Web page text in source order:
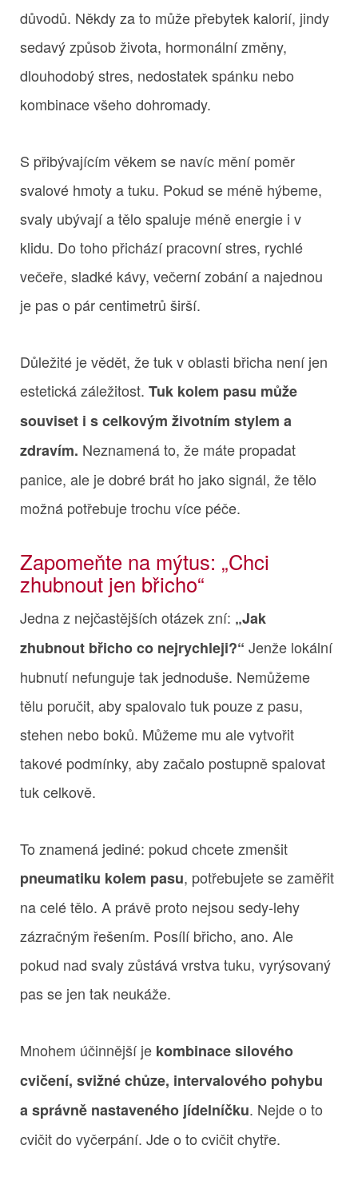
důvodů. Někdy za to může přebytek kalorií, jindy
sedavý způsob života, hormonální změny,
dlouhodobý stres, nedostatek spánku nebo
kombinace všeho dohromady.
S přibývajícím věkem se navíc mění poměr
svalové hmoty a tuku. Pokud se méně hýbeme,
svaly ubývají a tělo spaluje méně energie i v
klidu. Do toho přichází pracovní stres, rychlé
večeře, sladké kávy, večerní zobání a najednou
je pas o pár centimetrů širší.
Důležité je vědět, že tuk v oblasti břicha není jen
estetická záležitost. Tuk kolem pasu může
souviset i s celkovým životním stylem a
zdravím. Neznamená to, že máte propadat
panice, ale je dobré brát ho jako signál, že tělo
možná potřebuje trochu více péče.
Zapomeňte na mýtus: „Chci
zhubnout jen břicho“
Jedna z nejčastějších otázek zní: „Jak
zhubnout břicho co nejrychleji?“ Jenže lokální
hubnutí nefunguje tak jednoduše. Nemůžeme
tělu poručit, aby spalovalo tuk pouze z pasu,
stehen nebo boků. Můžeme mu ale vytvořit
takové podmínky, aby začalo postupně spalovat
tuk celkově.
To znamená jediné: pokud chcete zmenšit
pneumatiku kolem pasu, potřebujete se zaměřit
na celé tělo. A právě proto nejsou sedy-lehy
zázračným řešením. Posílí břicho, ano. Ale
pokud nad svaly zůstává vrstva tuku, vyrýsovaný
pas se jen tak neukáže.
Mnohem účinnější je kombinace silového
cvičení, svižné chůze, intervalového pohybu
a správně nastaveného jídelníčku. Nejde o to
cvičit do vyčerpání. Jde o to cvičit chytře.